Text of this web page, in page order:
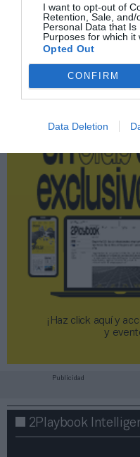
I want to opt-out of
Retention, Sale,
Personal Data that
Purposes for which it
Opted Out
CONFIRM
Data Deletion
Publicidad
2Playbook Club
¡Haz click aquí y
y
Publicidad
2Playbook